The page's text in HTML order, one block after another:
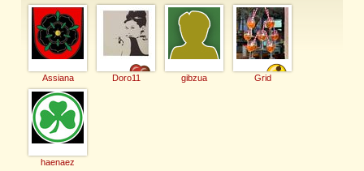
Assiana Doro11 gibzua Grid
haenaez